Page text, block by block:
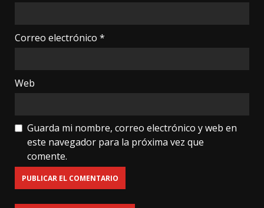
Correo electrónico *
Web
Guarda mi nombre, correo electrónico y web en
este navegador para la próxima vez que
comente.